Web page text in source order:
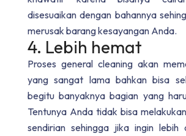
disesuaikan dengan bahannya
merusak barang kesayangan Anda.
4. Lebih hemat
Proses general cleaning akan
yang sangat lama bahkan bisa
begitu banyaknya bagian yang
Tentunya Anda tidak bisa
sendirian sehingga jika ingin lebih